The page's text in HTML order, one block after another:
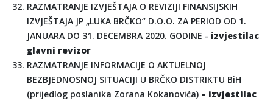
RAZMATRANJE IZVJEŠTAJA O REVIZIJI FINANSIJSKIH
IZVJEŠTAJA JP „LUKA BRČKO“ D.O.O. ZA PERIOD OD 1.
JANUARA DO 31. DECEMBRA 2020. GODINE - izvjestilac
glavni revizor
RAZMATRANJE INFORMACIJE O AKTUELNOJ
BEZBJEDNOSNOJ SITUACIJI U BRČKO DISTRIKTU BiH
(prijedlog poslanika Zorana Kokanovića) – izvjestilac